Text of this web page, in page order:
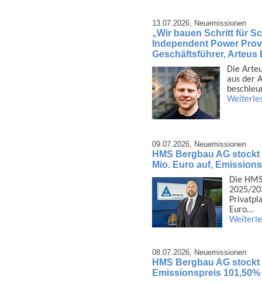
13.07.2026, Neuemissionen
„Wir bauen Schritt für
Independent Power
Geschäftsführer, Arteus
Die
aus der
09.07.2026, Neuemissionen
HMS Bergbau AG stockt
Mio. Euro auf,
Die
2025/
Euro…
08.07.2026, Neuemissionen
HMS Bergbau AG stockt
Emissionspreis 101,50%